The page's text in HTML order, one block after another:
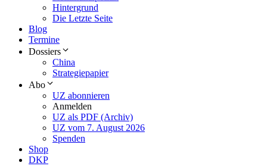
Hintergrund
Die Letzte Seite
Blog
Termine
Dossiers
China
Strategiepapier
Abo
UZ abonnieren
Anmelden
UZ als PDF (Archiv)
UZ vom 7. August 2026
Spenden
Shop
DKP